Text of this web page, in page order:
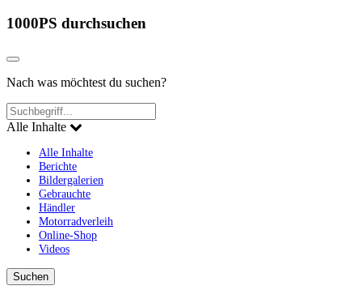
1000PS durchsuchen
Nach was möchtest du suchen?
Alle Inhalte
Alle Inhalte
Berichte
Bildergalerien
Gebrauchte
Händler
Motorradverleih
Online-Shop
Videos
Suchen